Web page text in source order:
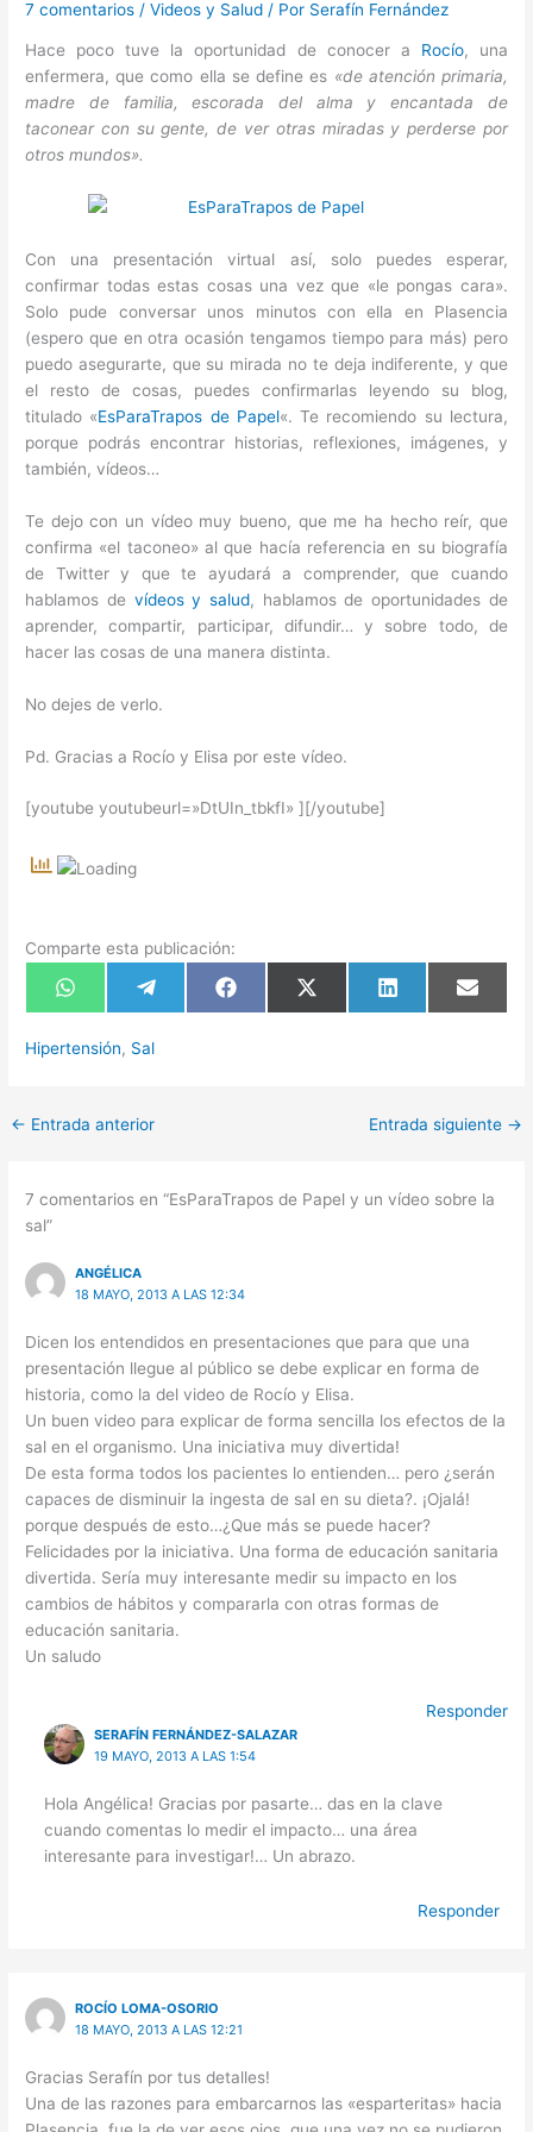
7 comentarios /Videos y Salud / Por Serafín Fernández
Hace poco tuve la oportunidad de conocer a Rocío, una
enfermera, que como ella se define es «de atención primaria,
madre de familia, escorada del alma y encantada de
taconear con su gente, de ver otras miradas y perderse por
otros mundos».
Con una presentación virtual así, solo puedes esperar,
confirmar todas estas cosas una vez que «le pongas cara».
Solo pude conversar unos minutos con ella en Plasencia
(espero que en otra ocasión tengamos tiempo para más) pero
puedo asegurarte, que su mirada no te deja indiferente, y que
el resto de cosas, puedes confirmarlas leyendo su blog,
titulado «EsParaTrapos de Papel«. Te recomiendo su lectura,
porque podrás encontrar historias, reflexiones, imágenes, y
también, vídeos…
Te dejo con un vídeo muy bueno, que me ha hecho reír, que
confirma «el taconeo» al que hacía referencia en su biografía
de Twitter y que te ayudará a comprender, que cuando
hablamos de vídeos y salud, hablamos de oportunidades de
aprender, compartir, participar, difundir… y sobre todo, de
hacer las cosas de una manera distinta.
No dejes de verlo.
Pd. Gracias a Rocío y Elisa por este vídeo.
[youtube youtubeurl=»DtUIn_tbkfI» ][/youtube]
Comparte esta publicación:
Compartir
en
Compartir
en
Compartir
en
Compartir
en
Compartir
en
en
Hipertensión, Sal
← Entrada anterior Entrada siguiente →
7 comentarios en “EsParaTrapos de Papel y un vídeo sobre la
sal”
ANGÉLICA
18 MAYO, 2013 A LAS 12:34
Dicen los entendidos en presentaciones que para que una
presentación llegue al público se debe explicar en forma de
historia, como la del video de Rocío y Elisa.
Un buen video para explicar de forma sencilla los efectos de la
sal en el organismo. Una iniciativa muy divertida!
De esta forma todos los pacientes lo entienden… pero ¿serán
capaces de disminuir la ingesta de sal en su dieta?. ¡Ojalá!
porque después de esto…¿Que más se puede hacer?
Felicidades por la iniciativa. Una forma de educación sanitaria
divertida. Sería muy interesante medir su impacto en los
cambios de hábitos y compararla con otras formas de
educación sanitaria.
Un saludo
Responder
SERAFÍN FERNÁNDEZ-SALAZAR
19 MAYO, 2013 A LAS 1:54
Hola Angélica! Gracias por pasarte… das en la clave
cuando comentas lo medir el impacto… una área
interesante para investigar!… Un abrazo.
Responder
ROCÍO LOMA-OSORIO
18 MAYO, 2013 A LAS 12:21
Gracias Serafín por tus detalles!
Una de las razones para embarcarnos las «esparteritas» hacia